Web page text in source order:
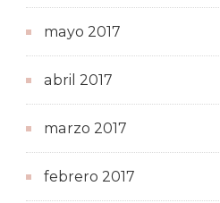
mayo 2017
abril 2017
marzo 2017
febrero 2017